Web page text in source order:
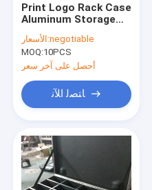
Print Logo Rack Case
Aluminum Storage
Cases With Anti -
shock Foam Inside
الأسعار:negotiable
MOQ:10PCS
أحصل على آخر سعر
ﺎﺘﺼﻟ ﺍﻶﻧ